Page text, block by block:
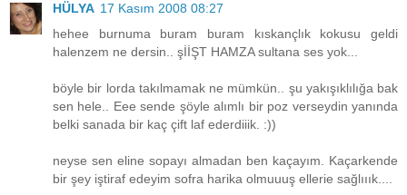
HÜLYA 17 Kasım 2008 08:27
hehee burnuma buram buram kıskançlık kokusu geldi
halenzem ne dersin.. şİİŞT HAMZA sultana ses yok...
böyle bir lorda takılmamak ne mümkün.. şu yakışıklılığa bak
sen hele.. Eee sende şöyle alımlı bir poz verseydin yanında
belki sanada bir kaç çift laf ederdiiik. :))
neyse sen eline sopayı almadan ben kaçayım. Kaçarkende
bir şey iştiraf edeyim sofra harika olmuuuş ellerie sağlııık....